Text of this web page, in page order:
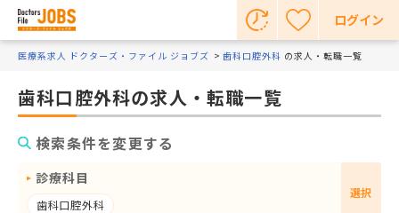
ログイン
医療系求人 ドクターズ・ファイル ジョブズ 歯科口腔外科 の求人・転職一覧
歯科口腔外科の求人・転職一覧
検索条件を変更する
診療科目
歯科口腔外科
選択